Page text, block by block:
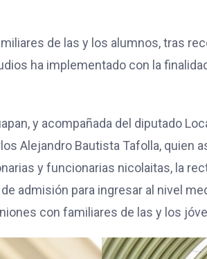
de las y los alumnos, tras
ha implementado con la
y acompañada del diputado
Alejandro Bautista Tafolla, quien
y funcionarias nicolaitas, la
admisión para ingresar al nivel
con familiares de las y los